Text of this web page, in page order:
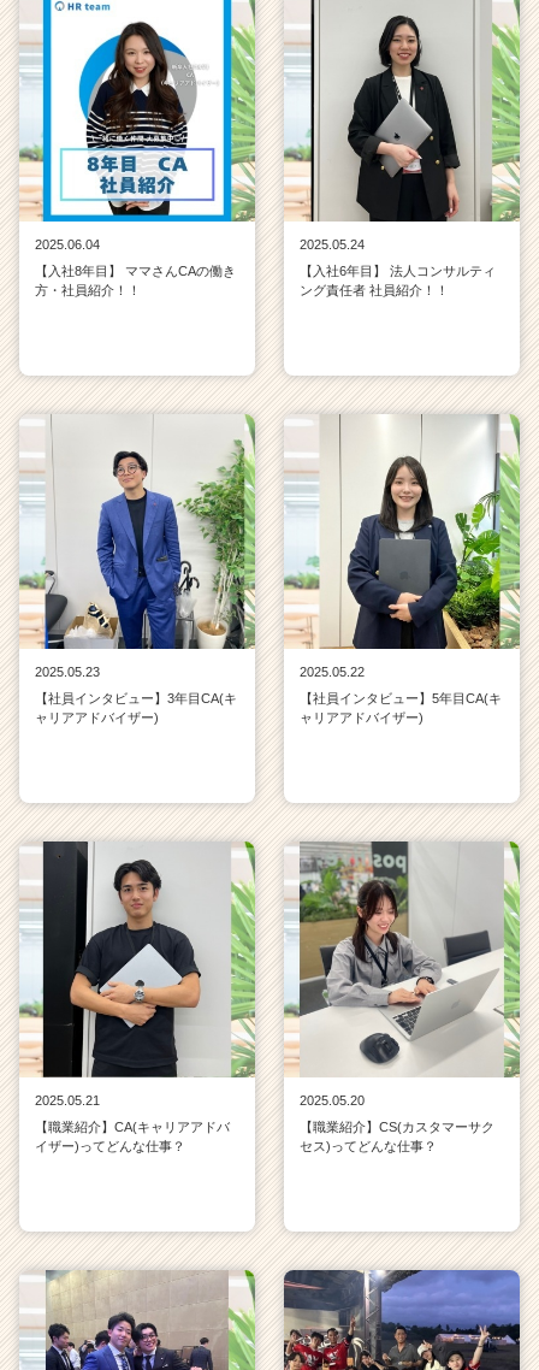
2025.06.04
【入社8年目】 ママさんCAの働き
方・社員紹介！！
2025.05.24
【入社6年目】 法人コンサルティ
ング責任者 社員紹介！！
2025.05.23
【社員インタビュー】3年目CA(キ
ャリアアドバイザー)
2025.05.22
【社員インタビュー】5年目CA(キ
ャリアアドバイザー)
2025.05.21
【職業紹介】CA(キャリアアドバ
イザー)ってどんな仕事？
2025.05.20
【職業紹介】CS(カスタマーサク
セス)ってどんな仕事？